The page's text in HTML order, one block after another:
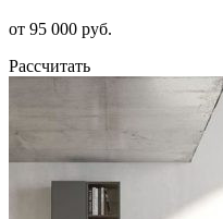
от 95 000 руб.
Рассчитать